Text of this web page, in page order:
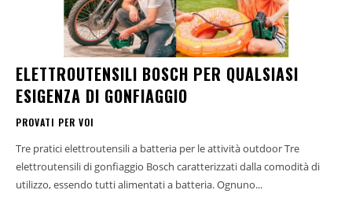
ELETTROUTENSILI BOSCH PER QUALSIASI
ESIGENZA DI GONFIAGGIO
PROVATI PER VOI
Tre pratici elettroutensili a batteria per le attività outdoor Tre
elettroutensili di gonfiaggio Bosch caratterizzati dalla comodità di
utilizzo, essendo tutti alimentati a batteria. Ognuno...